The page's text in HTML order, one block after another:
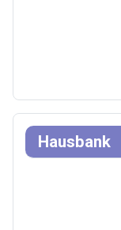
Hausbank